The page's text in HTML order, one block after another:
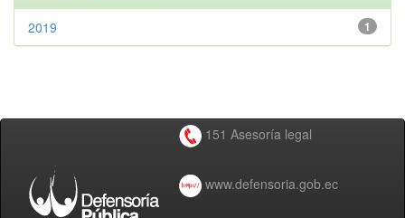
1
2019
151 Asesoría legal
www.defensoria.gob.ec